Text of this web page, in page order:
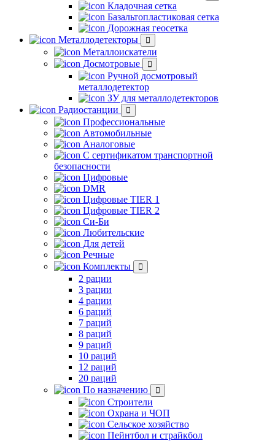
Кладочная сетка
Базальтопластиковая сетка
Дорожная геосетка
Металлодетекторы
Металлоискатели
Досмотровые
Ручной досмотровый
металлодетектор
ЗУ для металлодетекторов
Радиостанции
Профессиональные
Автомобильные
Аналоговые
С сертификатом транспортной
безопасности
Цифровые
DMR
Цифровые TIER 1
Цифровые TIER 2
Си-Би
Любительские
Для детей
Речные
Комплекты
2 рации
3 рации
4 рации
6 раций
7 раций
8 раций
9 раций
10 раций
12 раций
20 раций
По назначению
Строители
Охрана и ЧОП
Сельское хозяйство
Пейнтбол и страйкбол